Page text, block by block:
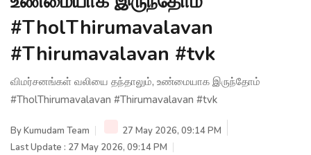
#TholThirumavalavan
#Thirumavalavan #tvk
விமர்சனங்கள் வலியை தந்தாலும், உண்மையாக இருந்தோம்
#TholThirumavalavan #Thirumavalavan #tvk
ByKumudam Team
27 May 2026, 09:14 PM
Last Update : 27 May 2026, 09:14 PM